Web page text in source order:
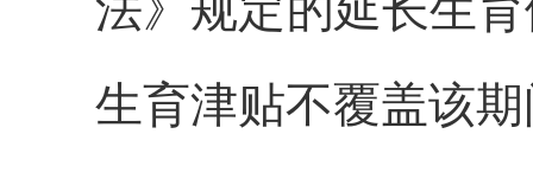
生育津贴不覆盖该